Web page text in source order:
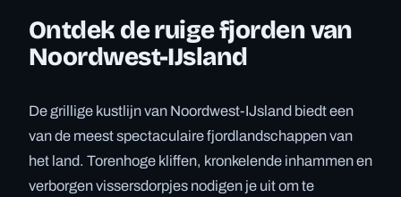
Ontdek de ruige fjorden van
Noordwest-IJsland
De grillige kustlijn van Noordwest-IJsland biedt een
van de meest spectaculaire fjordlandschappen van
het land. Torenhoge kliffen, kronkelende inhammen en
verborgen vissersdorpjes nodigen je uit om te